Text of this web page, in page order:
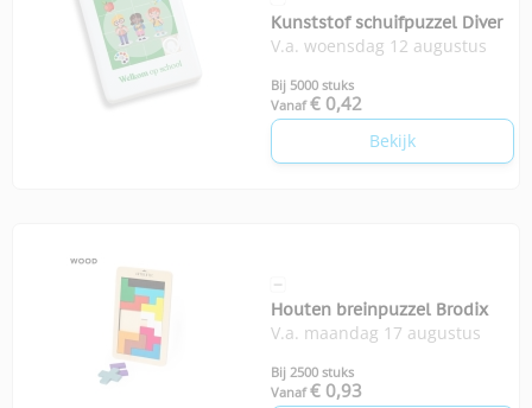
Kunststof schuifpuzzel Diver
V.a. woensdag 12 augustus
Bij 5000 stuks
Vanaf € 0,42
Bekijk
Houten breinpuzzel Brodix
V.a. maandag 17 augustus
Bij 2500 stuks
Vanaf € 0,93